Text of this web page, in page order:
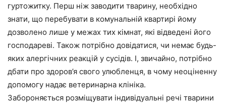
гуртожитку. Перш ніж заводити тварину, необхідно
знати, що перебувати в комунальній квартирі йому
дозволено лише у межах тих кімнат, які відведені його
господареві. Також потрібно довідатися, чи немає будь-
яких алергічних реакцій у сусідів. І, звичайно, потрібно
дбати про здоров’я свого улюбленця, в чому неоціненну
допомогу надає ветеринарна клініка.
Забороняється розміщувати індивідуальні речі тварини